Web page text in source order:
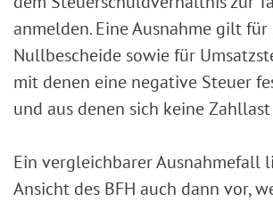
anmelden. Eine Ausnahme gilt für
Nullbescheide sowie für
mit denen eine negative Steuer
und aus denen sich keine
Ein vergleichbarer Ausnahmefall
Ansicht des BFH auch dann vor,